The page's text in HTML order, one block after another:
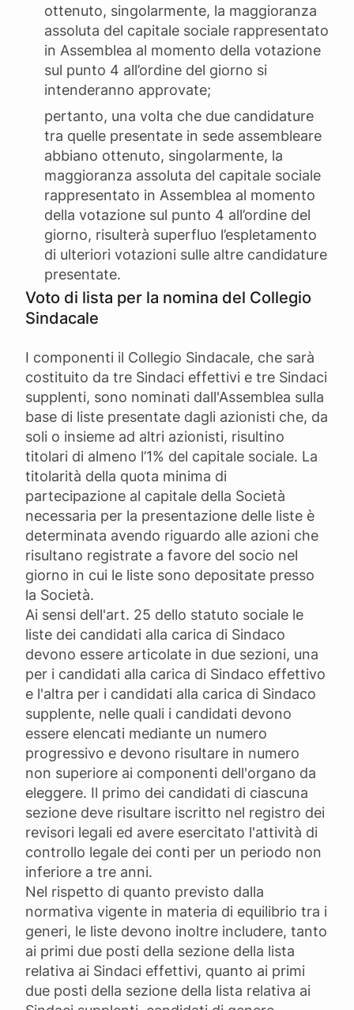
ottenuto, singolarmente, la maggioranza
assoluta del capitale sociale rappresentato
in Assemblea al momento della votazione
sul punto 4 all’ordine del giorno si
intenderanno approvate;
pertanto, una volta che due candidature
tra quelle presentate in sede assembleare
abbiano ottenuto, singolarmente, la
maggioranza assoluta del capitale sociale
rappresentato in Assemblea al momento
della votazione sul punto 4 all’ordine del
giorno, risulterà superfluo l’espletamento
di ulteriori votazioni sulle altre candidature
presentate.
Voto di lista per la nomina del Collegio
Sindacale
I componenti il Collegio Sindacale, che sarà
costituito da tre Sindaci effettivi e tre Sindaci
supplenti, sono nominati dall'Assemblea sulla
base di liste presentate dagli azionisti che, da
soli o insieme ad altri azionisti, risultino
titolari di almeno l’1% del capitale sociale. La
titolarità della quota minima di
partecipazione al capitale della Società
necessaria per la presentazione delle liste è
determinata avendo riguardo alle azioni che
risultano registrate a favore del socio nel
giorno in cui le liste sono depositate presso
la Società.
Ai sensi dell'art. 25 dello statuto sociale le
liste dei candidati alla carica di Sindaco
devono essere articolate in due sezioni, una
per i candidati alla carica di Sindaco effettivo
e l'altra per i candidati alla carica di Sindaco
supplente, nelle quali i candidati devono
essere elencati mediante un numero
progressivo e devono risultare in numero
non superiore ai componenti dell'organo da
eleggere. Il primo dei candidati di ciascuna
sezione deve risultare iscritto nel registro dei
revisori legali ed avere esercitato l'attività di
controllo legale dei conti per un periodo non
inferiore a tre anni.
Nel rispetto di quanto previsto dalla
normativa vigente in materia di equilibrio tra i
generi, le liste devono inoltre includere, tanto
ai primi due posti della sezione della lista
relativa ai Sindaci effettivi, quanto ai primi
due posti della sezione della lista relativa ai